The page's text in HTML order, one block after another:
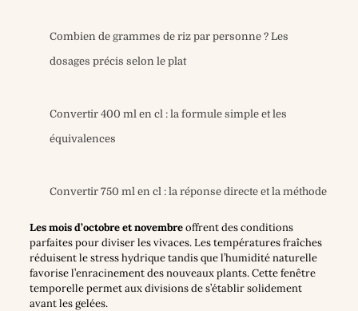
Combien de grammes de riz par personne ? Les
dosages précis selon le plat
Convertir 400 ml en cl : la formule simple et les
équivalences
Convertir 750 ml en cl : la réponse directe et la méthode
Les mois d’octobre et novembreoffrent des conditions
parfaites pour diviser les vivaces. Les températures fraîches
réduisent le stress hydrique tandis que l’humidité naturelle
favorise l’enracinement des nouveaux plants. Cette fenêtre
temporelle permet aux divisions de s’établir solidement
avant les gelées.